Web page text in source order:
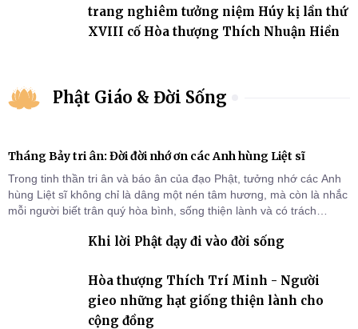
trang nghiêm tưởng niệm Húy kị lần thứ
XVIII cố Hòa thượng Thích Nhuận Hiền
Phật Giáo & Đời Sống
Tháng Bảy tri ân: Đời đời nhớ ơn các Anh hùng Liệt sĩ
Trong tinh thần tri ân và báo ân của đạo Phật, tưởng nhớ các Anh
hùng Liệt sĩ không chỉ là dâng một nén tâm hương, mà còn là nhắc
mỗi người biết trân quý hòa bình, sống thiện lành và có trách
Khi lời Phật dạy đi vào đời sống
Hòa thượng Thích Trí Minh - Người
gieo những hạt giống thiện lành cho
cộng đồng